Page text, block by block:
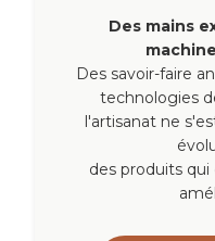
Des mains
Des savoir-faire
technologies
l'artisanat ne
des produits